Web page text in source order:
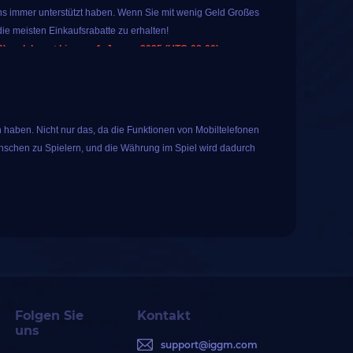
immer unterstützt haben. Wenn Sie mit wenig Geld Großes
meisten Einkaufsrabatte zu erhalten!
dauert bis zum 1. Januar 2025 (UTC-08:00).
nicht?
2025 (UTC-08:00).
Nicht nur das, da die Funktionen von Mobiltelefonen
zu Spielern, und die Währung im Spiel wird dadurch
Folgen Sie
uns
Kontakt
support@iggm.com